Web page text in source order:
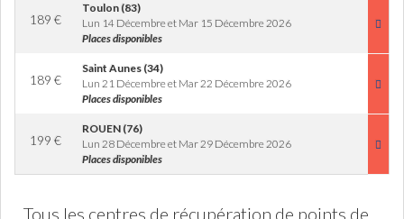
189 €
Toulon (83)
Lun 14 Décembre et Mar 15 Décembre 2026
Places disponibles
189 €
Saint Aunes (34)
Lun 21 Décembre et Mar 22 Décembre 2026
Places disponibles
199 €
ROUEN (76)
Lun 28 Décembre et Mar 29 Décembre 2026
Places disponibles
Tous les centres de récupération de points de